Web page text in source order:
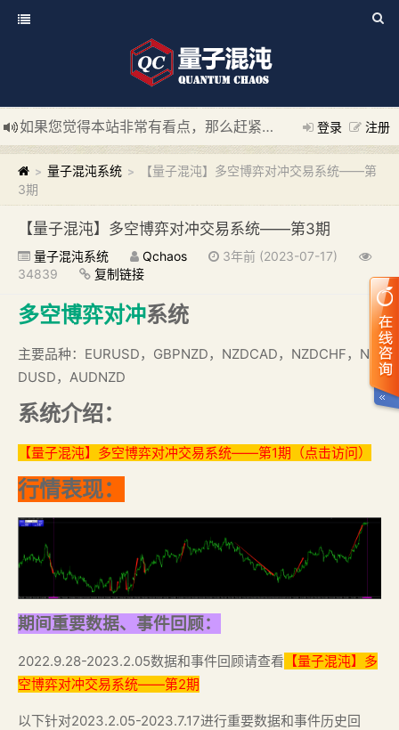
登录 注册
如果您觉得本站非常有看点，那么赶紧使用Ctrl+D 收藏我们吧
新添加量子混沌系统板块，欢迎大家访问！
---“量子混沌系
> 量子混沌系统 >
【量子混沌】多空博弈对冲交易系统——第
3期
【量子混沌】多空博弈对冲交易系统——第3期
量子混沌系统 Qchaos
3年前 (2023-07-17)
34839
复制链接
多空博弈对冲系统
主要品种：EURUSD，GBPNZD，NZDCAD，NZDCHF，NZ
DUSD，AUDNZD
系统介绍：
【量子混沌】多空博弈对冲交易系统——第1期（点击访问）
行情表现：
期间重要数据、事件回顾：
2022.9.28-2023.2.05数据和事件回顾请查看 【量子混沌】多
空博弈对冲交易系统——第2期
以下针对2023.2.05-2023.7.17进行重要数据和事件历史回